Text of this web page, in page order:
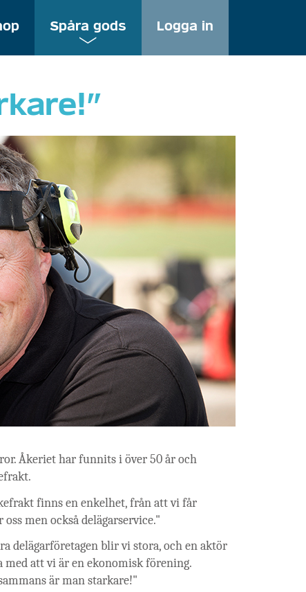
Spåra gods
Meny
för
Logga in
Åkeriet har funnits i över 50 år och
finns en enkelhet, från att vi får
men också delägarservice."
delägarföretagen blir vi stora, och en aktör
att vi är en ekonomisk förening.
är man starkare!"